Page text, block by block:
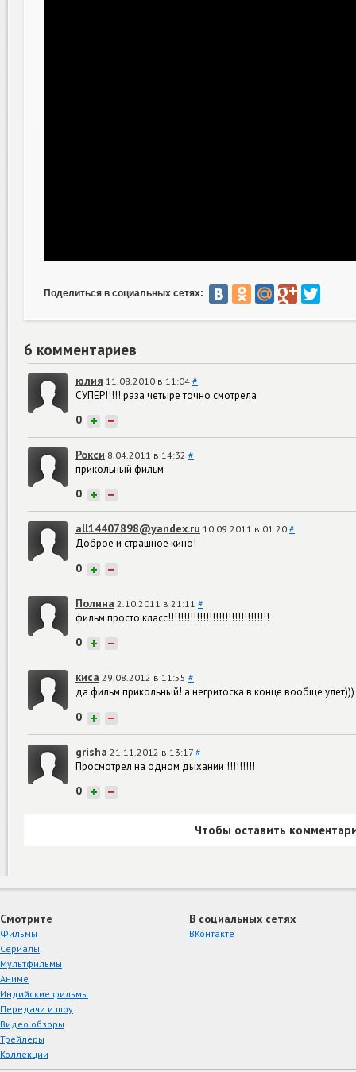
Поделиться в социальных сетях:
6 комментариев
юлия 11.08.2010 в 11:04 #
СУПЕР!!!!! раза четыре точно смотрела
0 + −
Рокси 8.04.2011 в 14:32 #
прикольный фильм
0 + −
all14407898@yandex.ru 10.09.2011 в 01:20 #
Доброе и страшное кино!
0 + −
Полина 2.10.2011 в 21:11 #
фильм просто класс!!!!!!!!!!!!!!!!!!!!!!!!!!!!!!!!
0 + −
киса 29.08.2012 в 11:55 #
да фильм прикольный! а негритоска в конце вообще улет)))
0 + −
grisha 21.11.2012 в 13:17 #
Просмотрел на одном дыхании !!!!!!!!!
0 + −
Чтобы оставить
Смотрите
Фильмы
Сериалы
Мультфильмы
Аниме
Индийские фильмы
Передачи и шоу
Видео обзоры
Трейлеры
Коллекции
В социальных сетях
ВКонтакте